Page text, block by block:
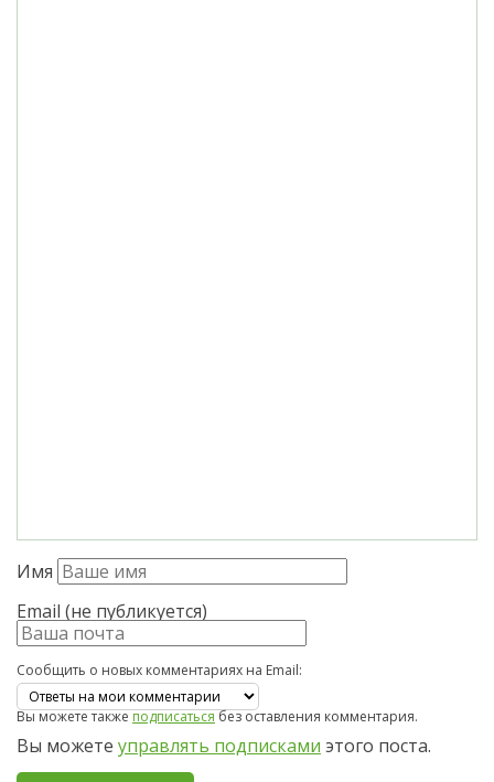
Имя
Email (не публикуется)
Сообщить о новых комментариях на Email:
Вы можете такжеподписатьсябез оставления комментария.
Вы можете управлять подписками этого поста.